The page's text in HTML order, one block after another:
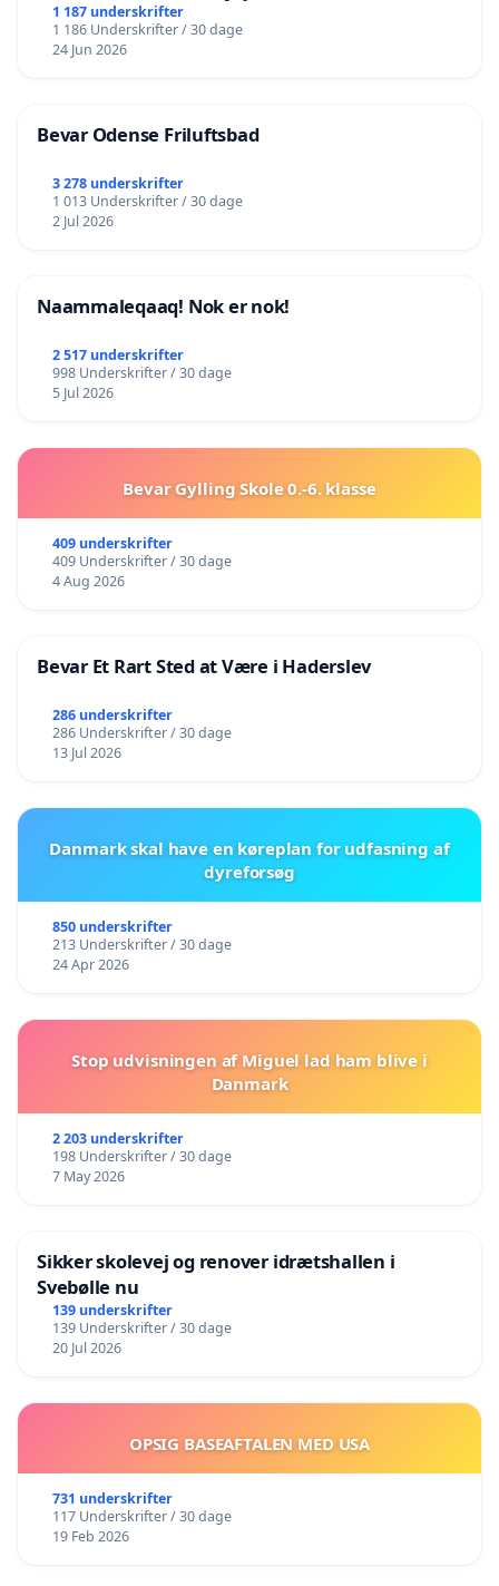
lokalområde i balance
1 187 underskrifter
1 186 Underskrifter / 30 dage
24 Jun 2026
Bevar Odense Friluftsbad
3 278 underskrifter
1 013 Underskrifter / 30 dage
2 Jul 2026
Naammaleqaaq! Nok er nok!
2 517 underskrifter
998 Underskrifter / 30 dage
5 Jul 2026
Bevar Gylling Skole 0.-6. klasse
409 underskrifter
409 Underskrifter / 30 dage
4 Aug 2026
Bevar Et Rart Sted at Være i Haderslev
286 underskrifter
286 Underskrifter / 30 dage
13 Jul 2026
Danmark skal have en køreplan for udfasning af
dyreforsøg
850 underskrifter
213 Underskrifter / 30 dage
24 Apr 2026
Stop udvisningen af Miguel lad ham blive i
Danmark
2 203 underskrifter
198 Underskrifter / 30 dage
7 May 2026
Sikker skolevej og renover idrætshallen i
Svebølle nu
139 underskrifter
139 Underskrifter / 30 dage
20 Jul 2026
OPSIG BASEAFTALEN MED USA
731 underskrifter
117 Underskrifter / 30 dage
19 Feb 2026